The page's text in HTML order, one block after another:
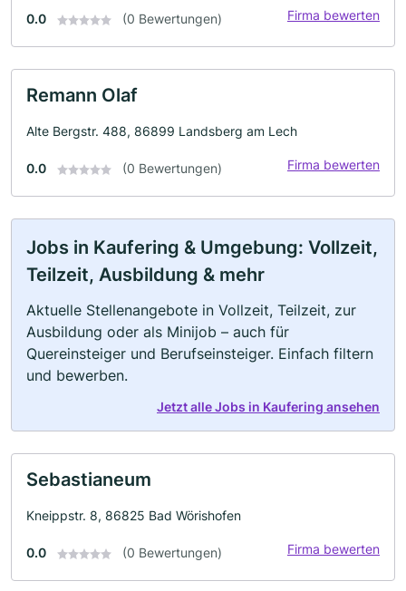
0.0 (0 Bewertungen) Firma bewerten
Remann Olaf
Alte Bergstr. 488, 86899 Landsberg am Lech
0.0 (0 Bewertungen) Firma bewerten
Jobs in Kaufering & Umgebung: Vollzeit,
Teilzeit, Ausbildung & mehr
Aktuelle Stellenangebote in Vollzeit, Teilzeit, zur
Ausbildung oder als Minijob – auch für
Quereinsteiger und Berufseinsteiger. Einfach filtern
und bewerben.
Jetzt alle Jobs in Kaufering ansehen
Sebastianeum
Kneippstr. 8, 86825 Bad Wörishofen
0.0 (0 Bewertungen) Firma bewerten